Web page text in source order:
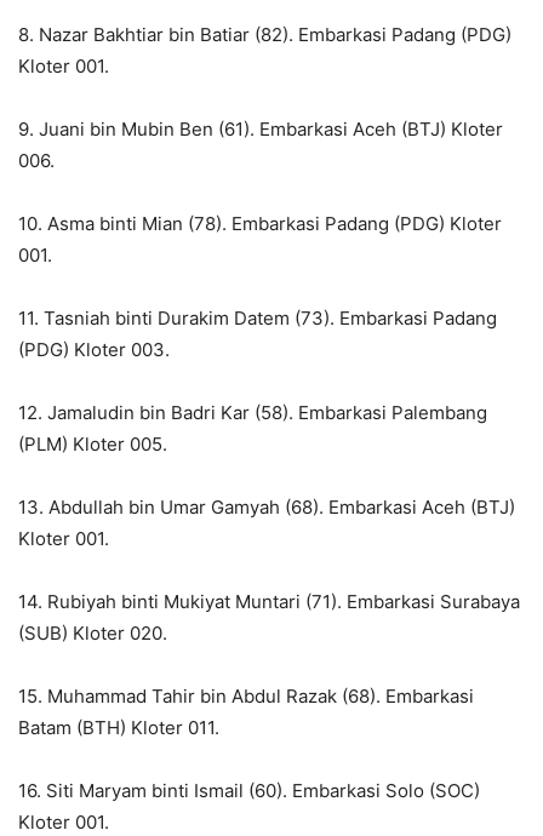
8. Nazar Bakhtiar bin Batiar (82). Embarkasi Padang (PDG)
Kloter 001.
9. Juani bin Mubin Ben (61). Embarkasi Aceh (BTJ) Kloter
006.
10. Asma binti Mian (78). Embarkasi Padang (PDG) Kloter
001.
11. Tasniah binti Durakim Datem (73). Embarkasi Padang
(PDG) Kloter 003.
12. Jamaludin bin Badri Kar (58). Embarkasi Palembang
(PLM) Kloter 005.
13. Abdullah bin Umar Gamyah (68). Embarkasi Aceh (BTJ)
Kloter 001.
14. Rubiyah binti Mukiyat Muntari (71). Embarkasi Surabaya
(SUB) Kloter 020.
15. Muhammad Tahir bin Abdul Razak (68). Embarkasi
Batam (BTH) Kloter 011.
16. Siti Maryam binti Ismail (60). Embarkasi Solo (SOC)
Kloter 001.